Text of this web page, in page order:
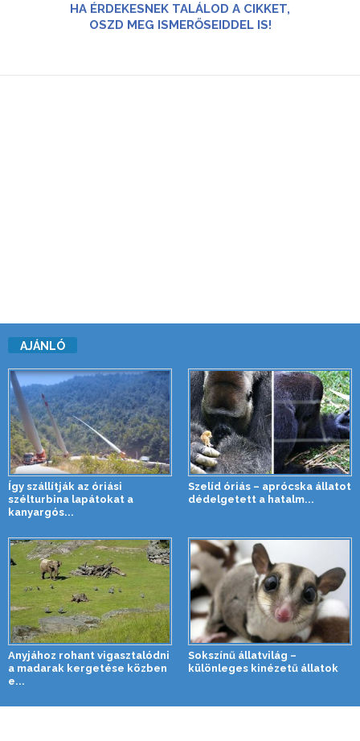
HA ÉRDEKESNEK TALÁLOD A CIKKET,
OSZD MEG ISMERŐSEIDDEL IS!
AJÁNLÓ
Így szállítják az óriási
szélturbina lapátokat a
kanyargós...
Szelíd óriás – aprócska állatot
dédelgetett a hatalm...
Anyjához rohant vigasztalódni
a madarak kergetése közben
e...
Sokszínű állatvilág –
különleges kinézetű állatok